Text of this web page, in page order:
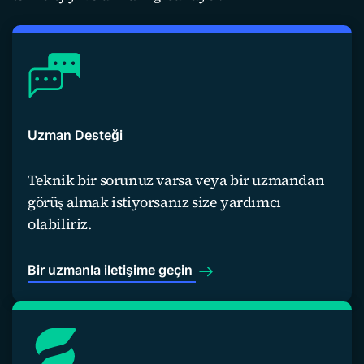
Uzman Desteği
Teknik bir sorunuz varsa veya bir uzmandan
görüş almak istiyorsanız size yardımcı
olabiliriz.
Bir uzmanla iletişime geçin